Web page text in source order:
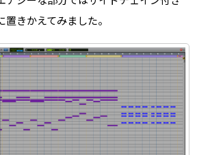
きかえてみました。